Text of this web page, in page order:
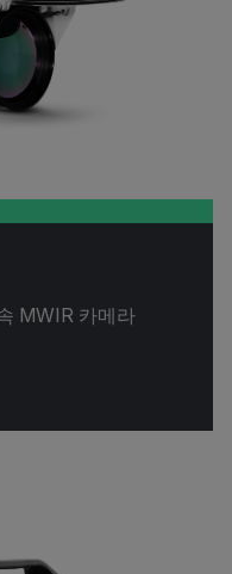
MWIR 카메라